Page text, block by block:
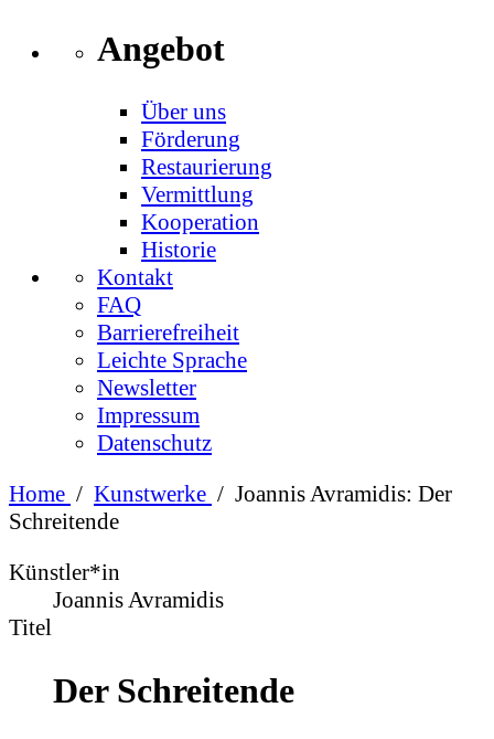
Angebot
Über uns
Förderung
Restaurierung
Vermittlung
Kooperation
Historie
Kontakt
FAQ
Barrierefreiheit
Leichte Sprache
Newsletter
Impressum
Datenschutz
Home / Kunstwerke / Joannis Avramidis: Der
Schreitende
Künstler*in
Joannis Avramidis
Titel
Der Schreitende